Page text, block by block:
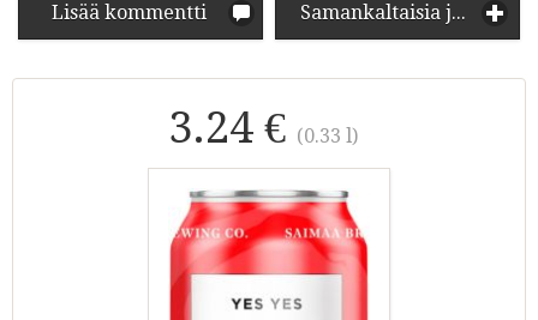
Lisää kommentti Samankaltaisia juomia
3.24 € (0.33 l)